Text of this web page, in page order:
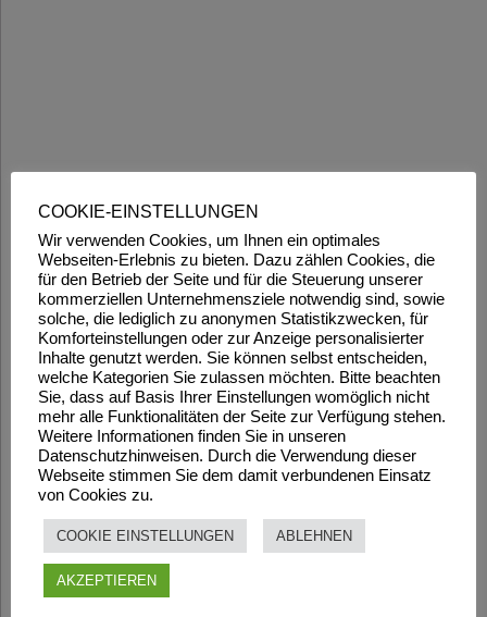
COOKIE-EINSTELLUNGEN
Wir verwenden Cookies, um Ihnen ein optimales
Webseiten-Erlebnis zu bieten. Dazu zählen Cookies, die
für den Betrieb der Seite und für die Steuerung unserer
kommerziellen Unternehmensziele notwendig sind, sowie
solche, die lediglich zu anonymen Statistikzwecken, für
Komforteinstellungen oder zur Anzeige personalisierter
Inhalte genutzt werden. Sie können selbst entscheiden,
welche Kategorien Sie zulassen möchten. Bitte beachten
Sie, dass auf Basis Ihrer Einstellungen womöglich nicht
mehr alle Funktionalitäten der Seite zur Verfügung stehen.
Weitere Informationen finden Sie in unseren
Datenschutzhinweisen. Durch die Verwendung dieser
Webseite stimmen Sie dem damit verbundenen Einsatz
von Cookies zu.
COOKIE EINSTELLUNGEN ABLEHNEN
AKZEPTIEREN